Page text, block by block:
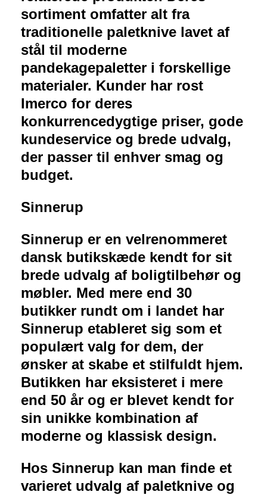
sortiment omfatter alt fra
traditionelle paletknive lavet af
stål til moderne
pandekagepaletter i forskellige
materialer. Kunder har rost
Imerco for deres
konkurrencedygtige priser, gode
kundeservice og brede udvalg,
der passer til enhver smag og
budget.
Sinnerup
Sinnerup er en velrenommeret
dansk butikskæde kendt for sit
brede udvalg af boligtilbehør og
møbler. Med mere end 30
butikker rundt om i landet har
Sinnerup etableret sig som et
populært valg for dem, der
ønsker at skabe et stilfuldt hjem.
Butikken har eksisteret i mere
end 50 år og er blevet kendt for
sin unikke kombination af
moderne og klassisk design.
Hos Sinnerup kan man finde et
varieret udvalg af paletknive og